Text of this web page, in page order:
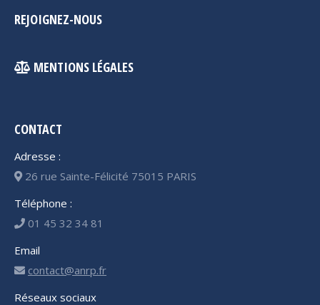
REJOIGNEZ-NOUS
MENTIONS LÉGALES
CONTACT
Adresse :
26 rue Sainte-Félicité 75015 PARIS
Téléphone :
01 45 32 34 81
Email
contact@anrp.fr
Réseaux sociaux